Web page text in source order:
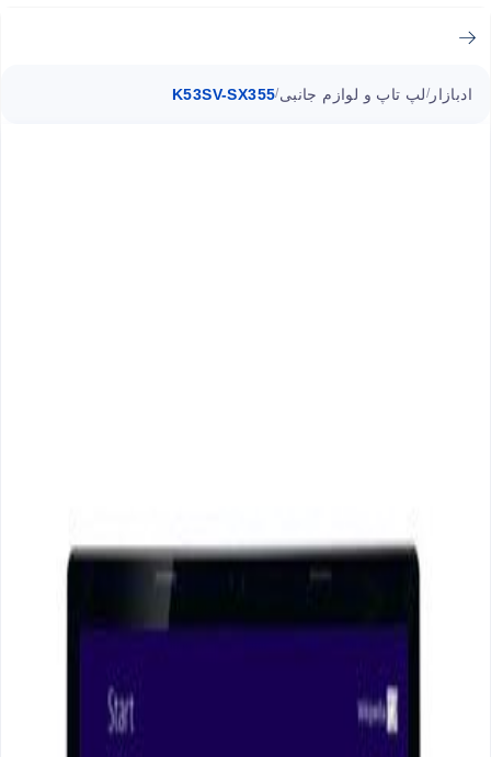
ادبازار /لپ تاپ و لوازم جانبی/
K53SV-SX355